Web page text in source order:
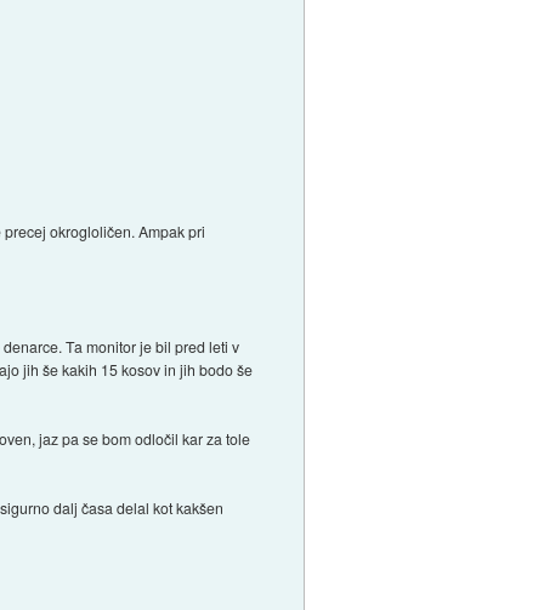
okrogloličen. Ampak pri
Ta monitor je bil pred leti v
jih še kakih 15 kosov in jih bodo še
jaz pa se bom odločil kar za tole
dalj časa delal kot kakšen